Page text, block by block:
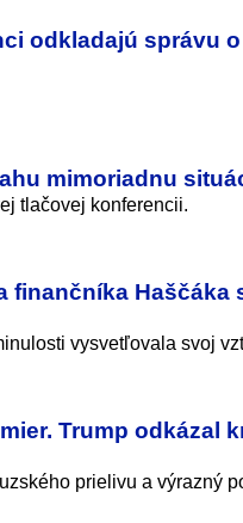
odkladajú správu
mimoriadnu
tlačovej konferencii.
finančníka Haščáka
vysvetľovala svoj
Trump odkázal
prielivu a výrazný